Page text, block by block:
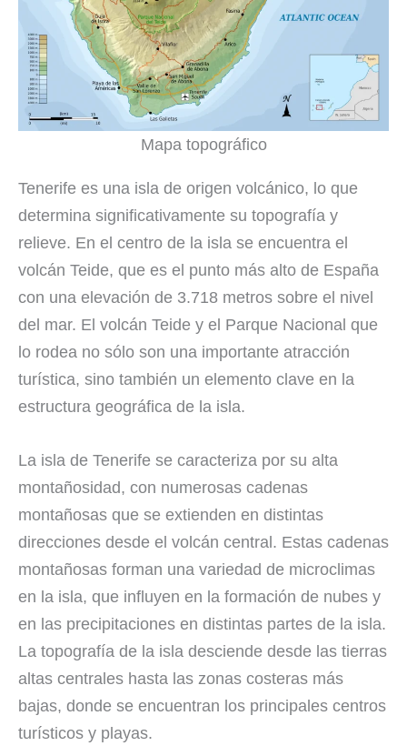
Mapa topográfico
Tenerife es una isla de origen volcánico, lo que
determina significativamente su topografía y
relieve. En el centro de la isla se encuentra el
volcán Teide, que es el punto más alto de España
con una elevación de 3.718 metros sobre el nivel
del mar. El volcán Teide y el Parque Nacional que
lo rodea no sólo son una importante atracción
turística, sino también un elemento clave en la
estructura geográfica de la isla.
La isla de Tenerife se caracteriza por su alta
montañosidad, con numerosas cadenas
montañosas que se extienden en distintas
direcciones desde el volcán central. Estas cadenas
montañosas forman una variedad de microclimas
en la isla, que influyen en la formación de nubes y
en las precipitaciones en distintas partes de la isla.
La topografía de la isla desciende desde las tierras
altas centrales hasta las zonas costeras más
bajas, donde se encuentran los principales centros
turísticos y playas.